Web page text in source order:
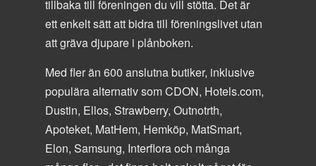
tillbaka till föreningen du vill stötta. Det är
ett enkelt sätt att bidra till föreningslivet utan
att gräva djupare i plånboken.
Med fler än 600 anslutna butiker, inklusive
populära alternativ som CDON, Hotels.com,
Dustin, Ellos, Strawberry, Outnotrth,
Apoteket, MatHem, Hemköp, MatSmart,
Elon, Samsung, Interflora och många